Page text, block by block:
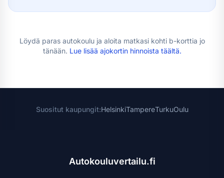
Löydä paras autokoulu ja aloita matkasi kohti b-korttia jo
tänään. Lue lisää ajokortin hinnoista täältä.
Suositut kaupungit:HelsinkiTampereTurkuOulu
Autokouluvertailu.fi